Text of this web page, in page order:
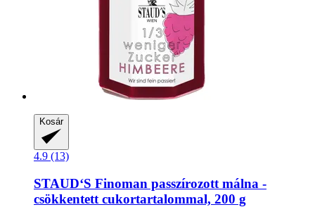
Kosár
4.9 (13)
STAUD‘S Finoman passzírozott málna -​
csökkentett cukortartalommal, 200 g